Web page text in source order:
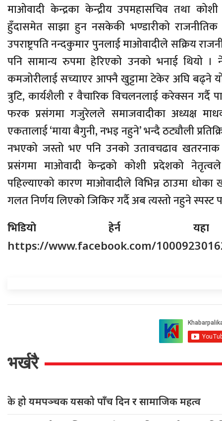
माओवादी केन्द्रका केन्द्रीय उपमहासचिव तथा
हुँदासमेत साझा हुन नसकेकी भण्डारीको राजनीतिक
उपराष्ट्रपति नन्दकुमार पुनलाई माओवादीले सक्रिय
पनि सामान्य रुपमा हेरिएको उनको भनाई थियो
कमजोरीलाई सच्याएर आफ्नै खुट्टामा टेकेर अघि बढ्ने
त्रुटि, कार्यशैली र वैचारिक विचलनलाई करेक्सन गर्दै
फरक प्रसंगमा गजुरेलले समाजवादीका अध्यक्ष
एकतालाई ‘माया बैगुनी, नभइ नहुने’ भन्दै ठट्यौली
नभएको जस्तो भए पनि उनको उतावचढाव
प्रसंगमा माओवादी केन्द्रको कोशी प्रदेशको
पहिल्याएको कारण माओवादीले विभिन्न ठाउमा
गलत निर्णय लिएको जिकिर गर्दै अब त्यस्तो नहुने स्पस्ट
भिडियाे हेर्न
https://www.facebook.com/
भर्खरै
केहो यमपञ्चक यसको पाँच दिन र सामाजिक महत्व